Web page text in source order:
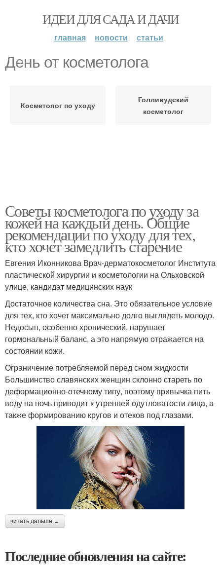
ИДЕИ ДЛЯ САДА И ДАЧИ
главная новости статьи
День от косметолога
Косметолог по уходу
Голливудский
косметолог
Советы косметолога по уходу за
кожей на каждый день. Общие
рекомендации по уходу для тех,
кто хочет замедлить старение
Евгения Иконникова Врач-дерматокосметолог Института
пластической хирургии и косметологии на Ольховской
улице, кандидат медицинских наук
Достаточное количества сна. Это обязательное условие
для тех, кто хочет максимально долго выглядеть молодо.
Недосып, особенно хронический, нарушает
гормональный баланс, а это напрямую отражается на
состоянии кожи.
Ограничение потребляемой перед сном жидкости
Большинство славянских женщин склонно стареть по
деформационно-отечному типу, поэтому привычка пить
воду на ночь приводит к утренней одутловатости лица, а
также формированию кругов и отеков под глазами.
читать дальше →
Последние обновления на сайте: